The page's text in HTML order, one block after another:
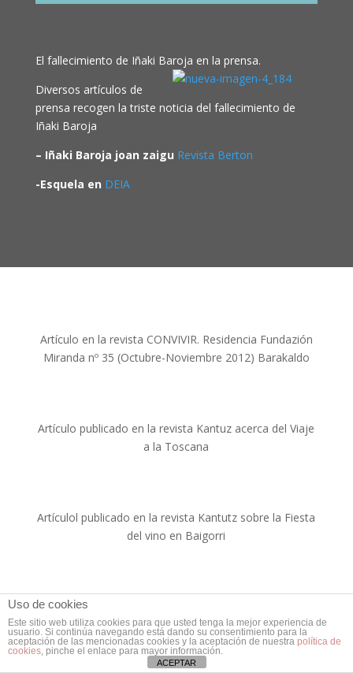
audio
El fallecimiento de Iñaki Baroja en la prensa.
Diversos artículos de
prensa recogen la triste noticia del fallecimiento de
Iñaki Baroja
– Iñaki Baroja joan zaigu Revista Berton
-Esquela en DEIA
Artículo en la revista CONVIVIR. Residencia Fundazión
Miranda nº 35 (Octubre-Noviembre 2012) Barakaldo
Artículo publicado en la revista Kantuz acerca del Viaje
a la Toscana
Artículol publicado en la revista Kantutz sobre la Fiesta
del vino en Baigorri
Uso de cookies
Este sitio web utiliza cookies para que usted tenga la mejor experiencia de
usuario. Si continúa navegando está dando su consentimiento para la
aceptación de las mencionadas cookies y la aceptación de nuestra política de
cookies, pinche el enlace para mayor información.
ACEPTAR